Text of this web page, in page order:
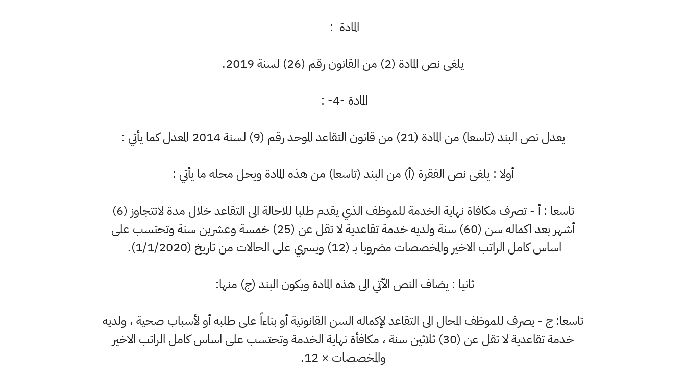
المادة :
يلغى نص المادة (2) من القانون رقم (26) لسنة 2019.
المادة -4- :
يعدل نص البند (تاسعا) من المادة (21) من قانون التقاعد الموحد رقم (9) لسنة 2014 المعدل كما يأتي :
أولا : يلغى نص الفقرة (أ) من البند (تاسعا) من هذه المادة ويحل محله ما يأتي :
تاسعا : أ - تصرف مكافاة نهاية الخدمة للموظف الذي يقدم طلبا للاحالة الى التقاعد خلال مدة لاتتجاوز (6)
أشهر بعد اكماله سن (60) سنة ولديه خدمة تقاعدية لا تقل عن (25) خمسة وعشرين سنة وتحتسب على
اساس كامل الراتب الاخير والمخصصات مضروبا بـ (12) ويسري على الحالات من تاريخ (1/1/2020).
ثانيا : يضاف النص الآتي الى هذه المادة ويكون البند (ج) منها:
تاسعا: ج - يصرف للموظف المحال الى التقاعد لإكماله السن القانونية أو بناءاً على طلبه أو لأسباب صحية ، ولديه
خدمة تقاعدية لا تقل عن (30) ثلاثين سنة ، مكافأة نهاية الخدمة وتحتسب على اساس كامل الراتب الاخير
والمخصصات × 12.